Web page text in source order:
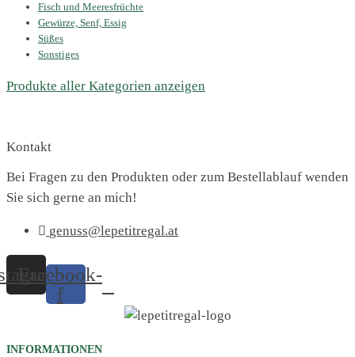
Fisch und Meeresfrüchte
Gewürze, Senf, Essig
Süßes
Sonstiges
Produkte aller Kategorien anzeigen
Kontakt
Bei Fragen zu den Produkten oder zum Bestellablauf wenden
Sie sich gerne an mich!
genuss@lepetitregal.at
Facebook-
f
INFORMATIONEN